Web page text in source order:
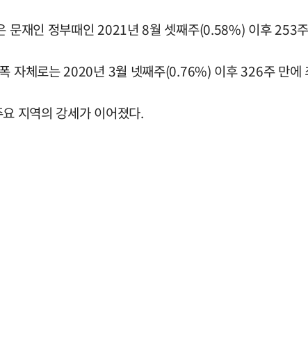
재인 정부때인 2021년 8월 셋째주(0.58%) 이후 253
자체로는 2020년 3월 넷째주(0.76%) 이후 326주 만에
지역의 강세가 이어졌다.